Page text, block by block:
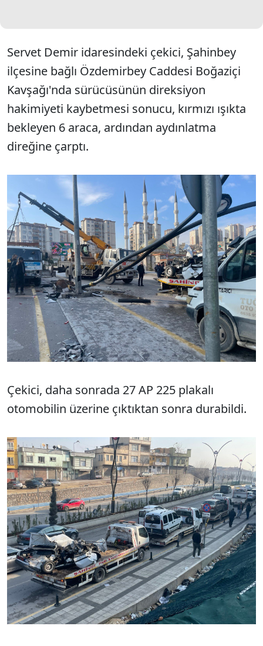
Servet Demir idaresindeki çekici, Şahinbey
ilçesine bağlı Özdemirbey Caddesi Boğaziçi
Kavşağı'nda sürücüsünün direksiyon
hakimiyeti kaybetmesi sonucu, kırmızı ışıkta
bekleyen 6 araca, ardından aydınlatma
direğine çarptı.
Çekici, daha sonrada 27 AP 225 plakalı
otomobilin üzerine çıktıktan sonra durabildi.